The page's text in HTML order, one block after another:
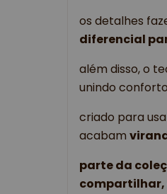
os detalhes
diferencial
além disso, o
unindo
criado para
acabam
parte da
compartilhar,